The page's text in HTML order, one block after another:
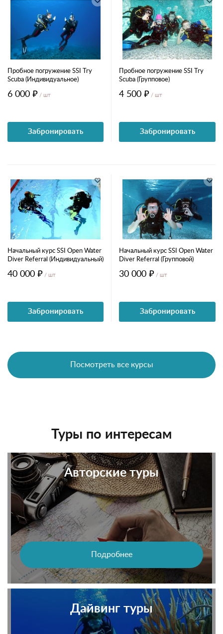
Пробное погружение SSI Try
Scuba (Индивидуальное)
6 000 ₽ / шт
Забронировать
Пробное погружение SSI Try
Scuba (Групповое)
4 500 ₽ / шт
Забронировать
Начальный курс SSI Open Water
Diver Referral (Индивидуальный)
40 000 ₽ / шт
Забронировать
Начальный курс SSI Open Water
Diver Referral (Групповой)
30 000 ₽ / шт
Забронировать
Посмотреть все курсы
Туры по интересам
Авторские туры
Подробнее
Дайвинг туры